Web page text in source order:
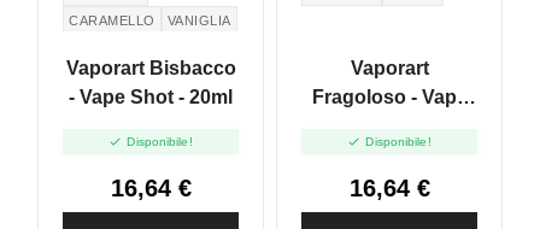
CARAMELLO
VANIGLIA
Vaporart Bisbacco
- Vape Shot - 20ml
 Disponibile!
16,64 €
Vaporart
Fragoloso - Vape
 Disponibile!
16,64 €